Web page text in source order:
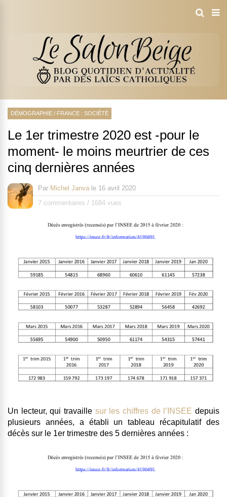
DÉMOGRAPHIE / FRANCE : SOCIÉTÉ
Le 1er trimestre 2020 est -pour le
moment- le moins meurtrier de ces
cinq dernières années
Par Michel Janva le 16 avril 2020
7 commentaires / 1684 vues
Un lecteur, qui travaille sur les chiffres de l’INSEE depuis
plusieurs années, a établi un tableau récapitulatif des
décès sur le 1er trimestre des 5 dernières années :